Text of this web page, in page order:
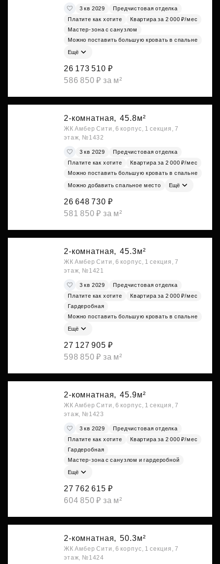
3 кв 2029
Предчистовая отделка
Платите как хотите
Квартира за 2 000 ₽/мес
Мастер-зона с санузлом
Можно поставить большую кровать в спальне
Ещё
26 173 510 ₽
586 850 ₽ за м²
2-комнатная, 45.8м²
ЖК Амбер Сити, 6 корпус, 1 секция, 7
этаж, №1432
3 кв 2029
Предчистовая отделка
Платите как хотите
Квартира за 2 000 ₽/мес
Можно поставить большую кровать в спальне
Можно добавить спальное место Ещё
26 648 730 ₽
581 850 ₽ за м²
2-комнатная, 45.3м²
ЖК Амбер Сити, 6 корпус, 1 секция, 7
этаж, №1421
3 кв 2029
Предчистовая отделка
Платите как хотите
Квартира за 2 000 ₽/мес
Гардеробная
Можно поставить большую кровать в спальне
Ещё
27 127 905 ₽
598 850 ₽ за м²
2-комнатная, 45.9м²
ЖК Амбер Сити, 6 корпус, 1 секция, 7
этаж, №1423
3 кв 2029
Предчистовая отделка
Платите как хотите
Квартира за 2 000 ₽/мес
Гардеробная
Мастер-зона с санузлом и гардеробной
Ещё
27 762 615 ₽
604 850 ₽ за м²
2-комнатная, 50.3м²
ЖК Амбер Сити, 6 корпус, 1 секция, 7
этаж, №1424